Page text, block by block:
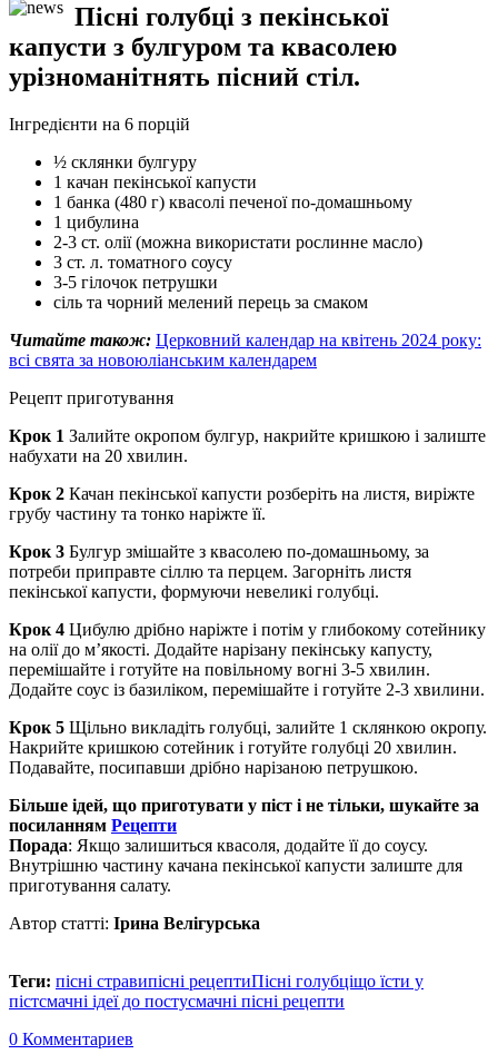
Пісні голубці з пекінської
капусти з булгуром та квасолею
урізноманітнять пісний стіл.
Інгредієнти на 6 порцій
½ склянки булгуру
1 качан пекінської капусти
1 банка (480 г) квасолі печеної по-домашньому
1 цибулина
2-3 ст. олії (можна використати рослинне масло)
3 ст. л. томатного соусу
3-5 гілочок петрушки
сіль та чорний мелений перець за смаком
Читайте також: Церковний календар на квітень 2024 року:
всі свята за новоюліанським календарем
Рецепт приготування
Крок 1 Залийте окропом булгур, накрийте кришкою і залиште
набухати на 20 хвилин.
Крок 2 Качан пекінської капусти розберіть на листя, виріжте
грубу частину та тонко наріжте її.
Крок 3 Булгур змішайте з квасолею по-домашньому, за
потреби приправте сіллю та перцем. Загорніть листя
пекінської капусти, формуючи невеликі голубці.
Крок 4 Цибулю дрібно наріжте і потім у глибокому сотейнику
на олії до м’якості. Додайте нарізану пекінську капусту,
перемішайте і готуйте на повільному вогні 3-5 хвилин.
Додайте соус із базиліком, перемішайте і готуйте 2-3 хвилини.
Крок 5 Щільно викладіть голубці, залийте 1 склянкою окропу.
Накрийте кришкою сотейник і готуйте голубці 20 хвилин.
Подавайте, посипавши дрібно нарізаною петрушкою.
Більше ідей, що приготувати у піст і не тільки, шукайте за
посиланням Рецепти
Порада: Якщо залишиться квасоля, додайте її до соусу.
Внутрішню частину качана пекінської капусти залиште для
приготування салату.
Автор статті: Ірина Велігурська
Теги: пісні стравипісні рецептиПісні голубціщо їсти у
пістсмачні ідеї до постусмачні пісні рецепти
0 Комментариев